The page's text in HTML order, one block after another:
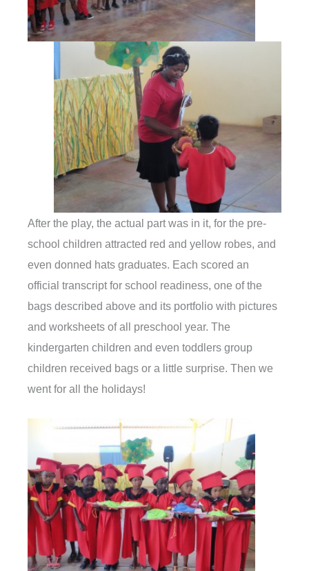
After the play, the actual part was in it, for the pre-
school children attracted red and yellow robes, and
even donned hats graduates. Each scored an
official transcript for school readiness, one of the
bags described above and its portfolio with pictures
and worksheets of all preschool year. The
kindergarten children and even toddlers group
children received bags or a little surprise. Then we
went for all the holidays!​